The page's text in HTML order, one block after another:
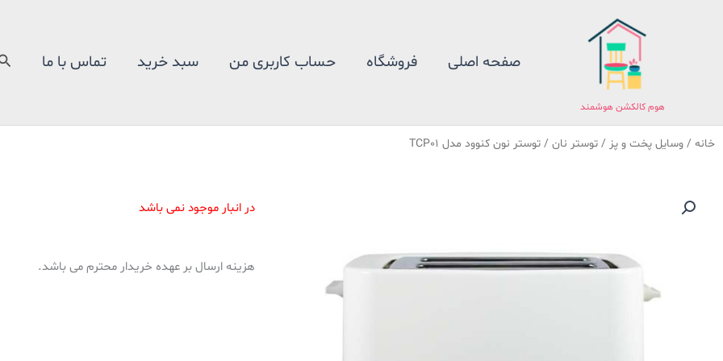
هوم کالکشن هوشمند
صفحه اصلی فروشگاه حساب کاربری من سبد خرید تماس با ما
خانه / وسایل پخت و پز / توستر نان / توستر نون کنوود مدل TCP01
در انبار موجود نمی باشد
هزینه ارسال بر عهده خریدار محترم می باشد.